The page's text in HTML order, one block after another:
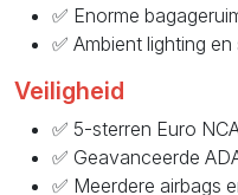
✅ Enorme
✅ Ambient lighting
Veiligheid
✅ 5-sterren Euro
✅ Geavanceerde
✅ Meerdere airbags